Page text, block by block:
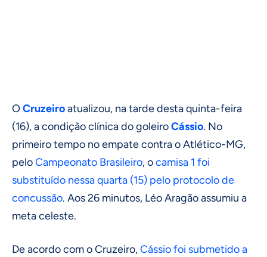
OCruzeiroatualizou, na tarde desta quinta-feira
(16), a condição clínica do goleiroCássio. No
primeiro tempo no empate contra o Atlético-MG,
peloCampeonato Brasileiro, ocamisa 1 foi
substituído nessa quarta (15) pelo protocolo de
concussão. Aos 26 minutos, Léo Aragão assumiu a
meta celeste.
De acordo com o Cruzeiro,Cássio foi submetido a